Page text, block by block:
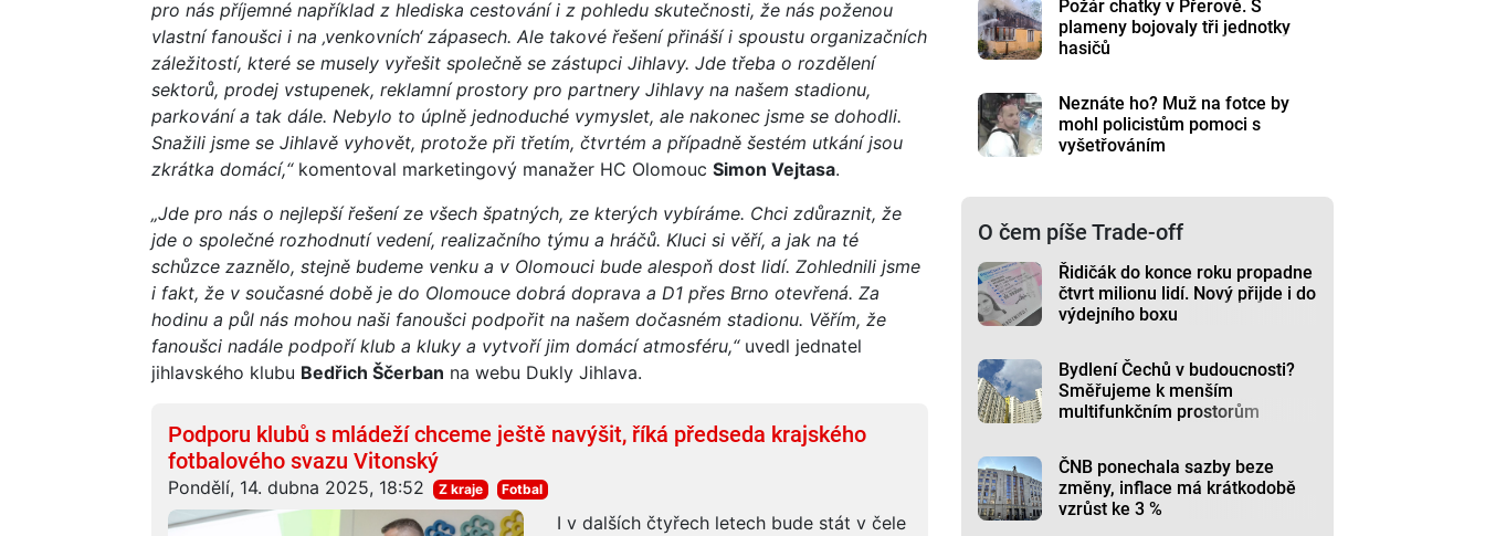
pro nás příjemné například z hlediska cestování i z pohledu skutečnosti, že nás poženou
vlastní fanoušci i na ‚venkovních‘ zápasech. Ale takové řešení přináší i spoustu organizačních
záležitostí, které se musely vyřešit společně se zástupci Jihlavy. Jde třeba o rozdělení
sektorů, prodej vstupenek, reklamní prostory pro partnery Jihlavy na našem stadionu,
parkování a tak dále. Nebylo to úplně jednoduché vymyslet, ale nakonec jsme se dohodli.
Snažili jsme se Jihlavě vyhovět, protože při třetím, čtvrtém a případně šestém utkání jsou
zkrátka domácí,“ komentoval marketingový manažer HC Olomouc Simon Vejtasa.
„Jde pro nás o nejlepší řešení ze všech špatných, ze kterých vybíráme. Chci zdůraznit, že
jde o společné rozhodnutí vedení, realizačního týmu a hráčů. Kluci si věří, a jak na té
schůzce zaznělo, stejně budeme venku a v Olomouci bude alespoň dost lidí. Zohlednili jsme
i fakt, že v současné době je do Olomouce dobrá doprava a D1 přes Brno otevřená. Za
hodinu a půl nás mohou naši fanoušci podpořit na našem dočasném stadionu. Věřím, že
fanoušci nadále podpoří klub a kluky a vytvoří jim domácí atmosféru,“uvedl jednatel
jihlavského klubu Bedřich Ščerban na webu Dukly Jihlava.
Podporu klubů s mládeží chceme ještě navýšit, říká předseda krajského
fotbalového svazu Vitonský
Pondělí, 14. dubna 2025, 18:52 Z kraje Fotbal
I v dalších čtyřech letech bude stát v čele
Požár chatky v Přerově. S
plameny bojovaly tři jednotky
hasičů
Neznáte ho? Muž na fotce by
mohl policistům pomoci s
vyšetřováním
O čem píše Trade-off
Řidičák do konce roku propadne
čtvrt milionu lidí. Nový přijde i do
výdejního boxu
Bydlení Čechů v budoucnosti?
Směřujeme k menším
multifunkčním prostorům
ČNB ponechala sazby beze
změny, inflace má krátkodobě
vzrůst ke 3 %